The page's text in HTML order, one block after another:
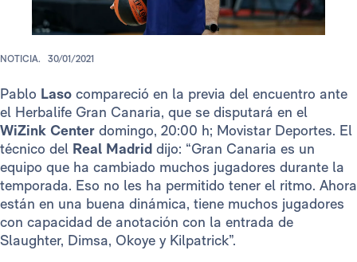
NOTICIA. 30/01/2021
Pablo Laso compareció en la previa del encuentro ante
el Herbalife Gran Canaria, que se disputará en el
WiZink Center domingo, 20:00 h; Movistar Deportes. El
técnico del Real Madrid dijo: “Gran Canaria es un
equipo que ha cambiado muchos jugadores durante la
temporada. Eso no les ha permitido tener el ritmo. Ahora
están en una buena dinámica, tiene muchos jugadores
con capacidad de anotación con la entrada de
Slaughter, Dimsa, Okoye y Kilpatrick”.